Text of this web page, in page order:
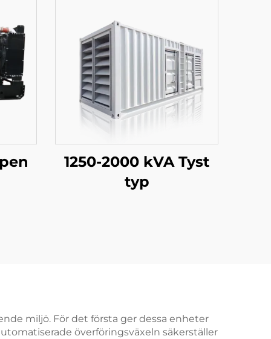
1250-2000 kVA Tyst
typ
miljö. För det första ger dessa enheter
överföringsväxeln säkerställer